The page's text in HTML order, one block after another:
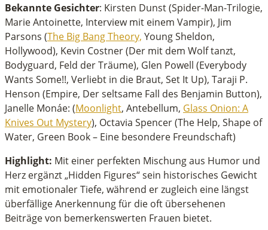
Bekannte Gesichter: Kirsten Dunst (Spider-Man-Trilogie,
Marie Antoinette, Interview mit einem Vampir), Jim
Parsons (The Big Bang Theory, Young Sheldon,
Hollywood), Kevin Costner (Der mit dem Wolf tanzt,
Bodyguard, Feld der Träume), Glen Powell (Everybody
Wants Some!!, Verliebt in die Braut, Set It Up), Taraji P.
Henson (Empire, Der seltsame Fall des Benjamin Button),
Janelle Monáe: (Moonlight, Antebellum, Glass Onion: A
Knives Out Mystery), Octavia Spencer (The Help, Shape of
Water, Green Book – Eine besondere Freundschaft)
Highlight: Mit einer perfekten Mischung aus Humor und
Herz ergänzt „Hidden Figures“ sein historisches Gewicht
mit emotionaler Tiefe, während er zugleich eine längst
überfällige Anerkennung für die oft übersehenen
Beiträge von bemerkenswerten Frauen bietet.